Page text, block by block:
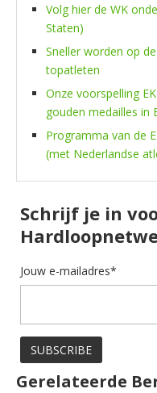
Volg hier de WK
Staten)
Sneller worden op
topatleten
Onze voorspelling
gouden medailles in
Programma van de
(met Nederlandse
Schrijf je in
Jouw e-mailadres*
Gerelateerde